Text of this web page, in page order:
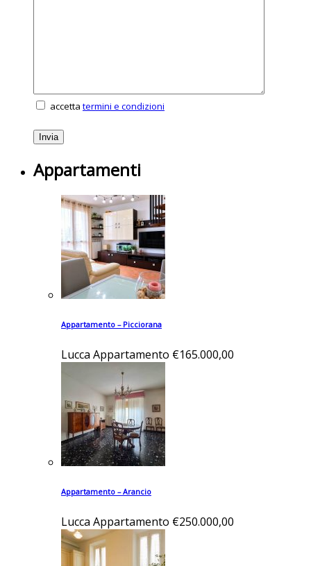
accetta termini e condizioni
Appartamenti
Appartamento – Picciorana
Lucca Appartamento €165.000,00
Appartamento – Arancio
Lucca Appartamento €250.000,00